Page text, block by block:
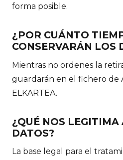
forma posible.
¿POR CUÁNTO
CONSERVARÁN LOS
Mientras no ordenes la
guardarán en el fichero de
ELKARTEA.
¿QUÉ NOS
DATOS?
La base legal para el